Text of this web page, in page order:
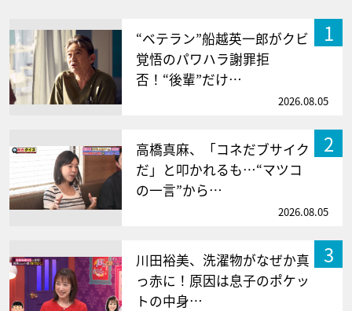
1
“ベテラン”船越英一郎がクビ
覚悟のパワハラ謝罪拒
否！“後輩”だけ…
2026.08.05
2
高橋真麻、「コネだブサイク
だ」と叩かれるも…“マツコ
の一言”から…
2026.08.05
3
川田裕美、洗濯物がなぜか真
っ赤に！原因は息子のポケッ
トの中身…